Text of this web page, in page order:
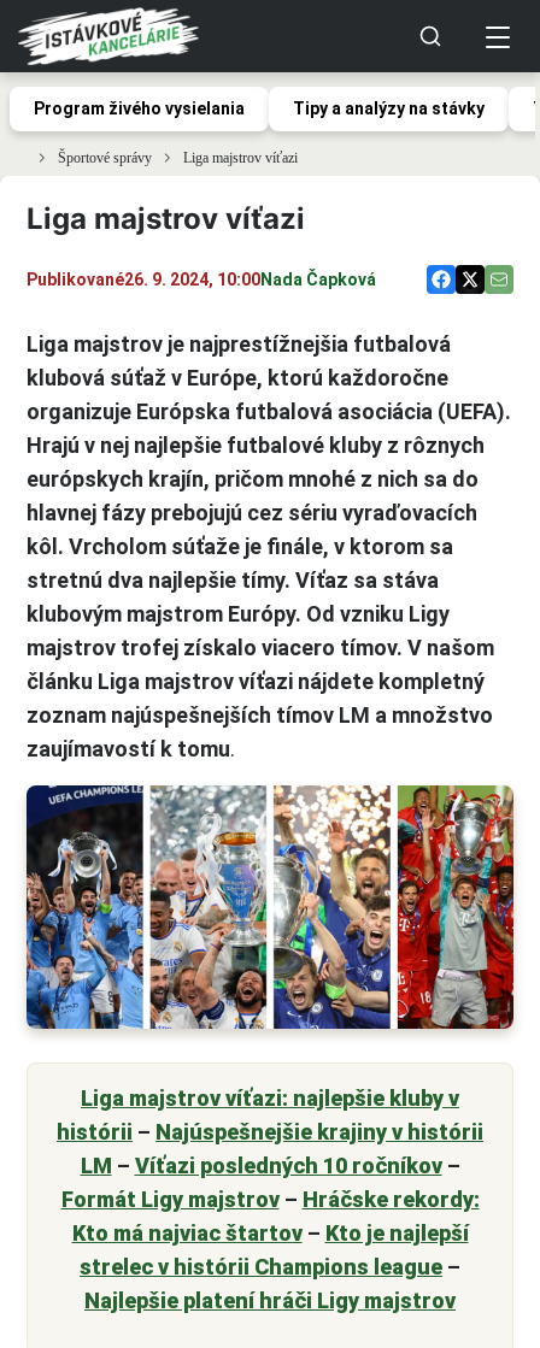
Program živého vysielania Tipy a analýzy na stávky
Športové správy Liga majstrov víťazi
Liga majstrov víťazi
Publikované26. 9. 2024, 10:00Nada Čapková
Liga majstrov je najprestížnejšia futbalová
klubová súťaž v Európe, ktorú každoročne
organizuje Európska futbalová asociácia (UEFA).
Hrajú v nej najlepšie futbalové kluby z rôznych
európskych krajín, pričom mnohé z nich sa do
hlavnej fázy prebojujú cez sériu vyraďovacích
kôl. Vrcholom súťaže je finále, v ktorom sa
stretnú dva najlepšie tímy. Víťaz sa stáva
klubovým majstrom Európy. Od vzniku Ligy
majstrov trofej získalo viacero tímov. V našom
článku Liga majstrov víťazi nájdete kompletný
zoznam najúspešnejších tímov LM a množstvo
zaujímavostí k tomu.
Liga majstrov víťazi: najlepšie kluby v
histórii – Najúspešnejšie krajiny v histórii
LM – Víťazi posledných 10 ročníkov–
Formát Ligy majstrov– Hráčske rekordy:
Kto má najviac štartov– Kto je najlepší
strelec v histórii Champions league –
Najlepšie platení hráči Ligy majstrov